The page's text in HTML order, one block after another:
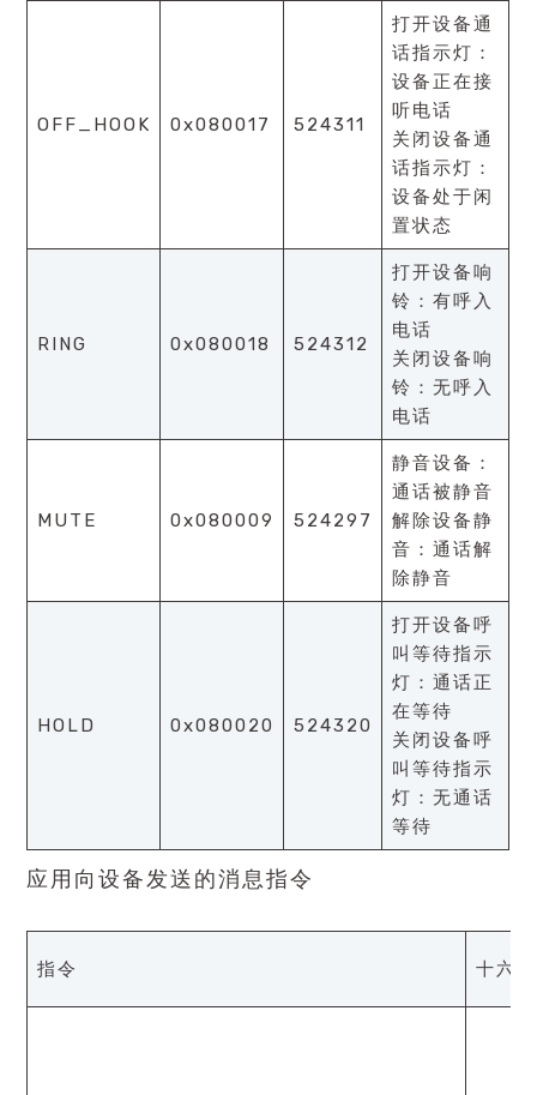
OFF_HOOK 0x080017 524311
打开设备通
话指示灯：
设备正在接
听电话
关闭设备通
话指示灯：
设备处于闲
置状态
RING 0x080018 524312
打开设备响
铃：有呼入
电话
关闭设备响
铃：无呼入
电话
MUTE 0x080009 524297
静音设备：
通话被静音
解除设备静
音：通话解
除静音
HOLD 0x080020 524320
打开设备呼
叫等待指示
灯：通话正
在等待
关闭设备呼
叫等待指示
灯：无通话
等待
应用向设备发送的消息指令
指令 十六